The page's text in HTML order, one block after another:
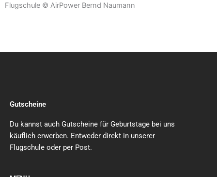
Flugschule © AirPower Bernd Naumann
Gutscheine
Du kannst auch Gutscheine für Geburtstage bei uns
käuflich erwerben. Entweder direkt in unserer
Flugschule oder per Post.